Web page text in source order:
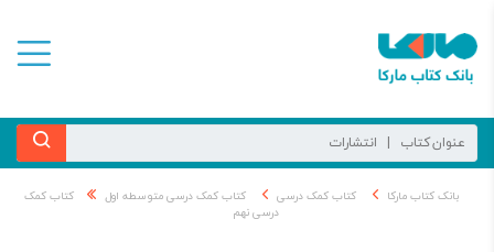
بانک کتاب مارکا کتاب کمک درسی کتاب کمک درسی متوسطه اول
کتاب کمک
درسی نهم